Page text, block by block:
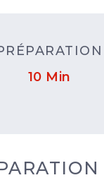
10 Min